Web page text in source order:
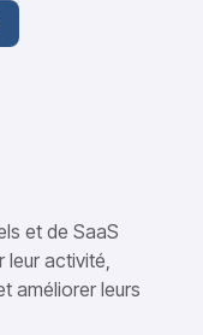
et de SaaS
leur activité,
améliorer leurs